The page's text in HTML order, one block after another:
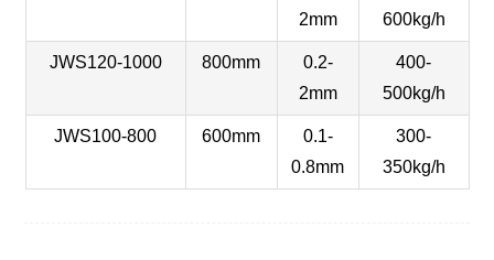
2mm
600kg/h
JWS120-1000 800mm
0.2-
2mm
400-
500kg/h
JWS100-800 600mm
0.1-
0.8mm
300-
350kg/h